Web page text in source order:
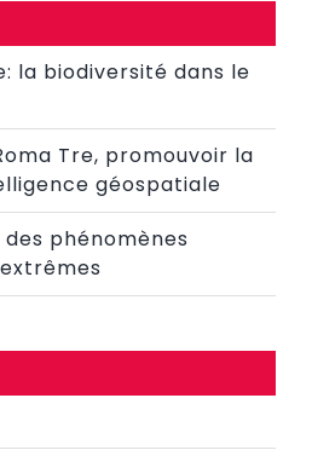
la biodiversité dans le
Tre, promouvoir la
géospatiale
phénomènes